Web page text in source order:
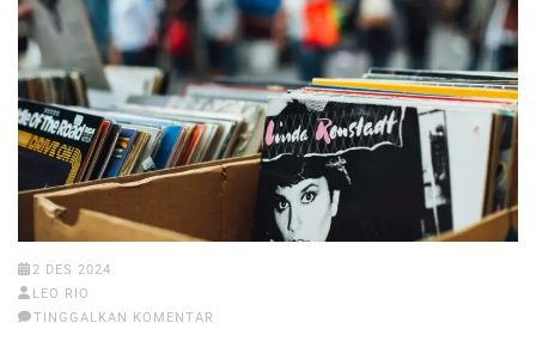
2 DES 2024
LEO RIO
TINGGALKAN KOMENTAR